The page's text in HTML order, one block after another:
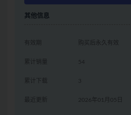
其他信息
有效期 购买后永久有效
累计销量 54
累计下载 3
最近更新 2026年01月05日